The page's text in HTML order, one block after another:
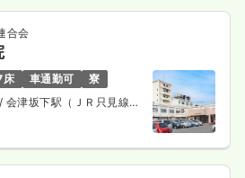
合会
床 車通勤可
寮
/ 会津坂下駅（ＪＲ只見線）